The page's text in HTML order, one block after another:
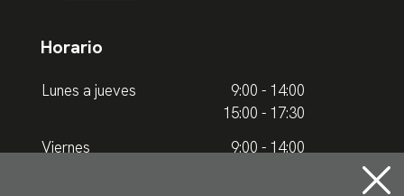
Horario
Lunes a jueves
9:00 - 14:00
15:00 - 17:30
Viernes
9:00 - 14:00